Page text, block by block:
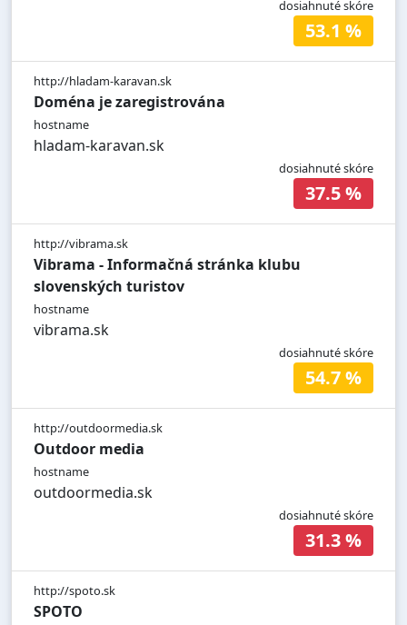
dosiahnuté skóre
53.1 %
http://hladam-karavan.sk
Doména je zaregistrována
hostname
hladam-karavan.sk
dosiahnuté skóre
37.5 %
http://vibrama.sk
Vibrama - Informačná stránka klubu
slovenských turistov
hostname
vibrama.sk
dosiahnuté skóre
54.7 %
http://outdoormedia.sk
Outdoor media
hostname
outdoormedia.sk
dosiahnuté skóre
31.3 %
http://spoto.sk
SPOTO